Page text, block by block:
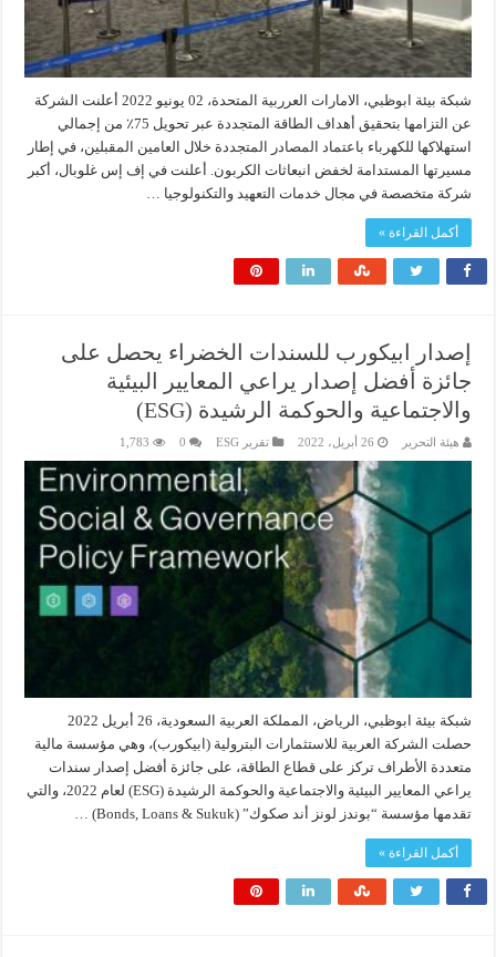
شبكة بيئة ابوظبي، الامارات العرربية المتحدة، 02 يونيو 2022 أعلنت الشركة
عن التزامها بتحقيق أهداف الطاقة المتجددة عبر تحويل 75٪ من إجمالي
استهلاكها للكهرباء باعتماد المصادر المتجددة خلال العامين المقبلين، في إطار
مسيرتها المستدامة لخفض انبعاثات الكربون. أعلنت في إف إس غلوبال، أكبر
شركة متخصصة في مجال خدمات التعهيد والتكنولوجيا …
أكمل القراءة »
إصدار ابيكورب للسندات الخضراء يحصل على
جائزة أفضل إصدار يراعي المعايير البيئية
والاجتماعية والحوكمة الرشيدة (ESG)
هيئة التحرير 26 أبريل، 2022 تقرير ESG 0
1,783
شبكة بيئة ابوظبي، الرياض، المملكة العربية السعودية، 26 أبريل 2022
حصلت الشركة العربية للاستثمارات البترولية (ابيكورب)، وهي مؤسسة مالية
متعددة الأطراف تركز على قطاع الطاقة، على جائزة أفضل إصدار سندات
يراعي المعايير البيئية والاجتماعية والحوكمة الرشيدة (ESG) لعام 2022، والتي
تقدمها مؤسسة “بوندز لونز أند صكوك” (Bonds, Loans & Sukuk) …
أكمل القراءة »